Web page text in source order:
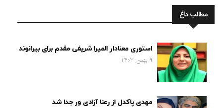
مطالب داغ
استوری معنادار المیرا شریفی مقدم برای بیرانوند
9 بهمن, 1403
مهدی پاکدل از رعنا آزادی ور جدا شد